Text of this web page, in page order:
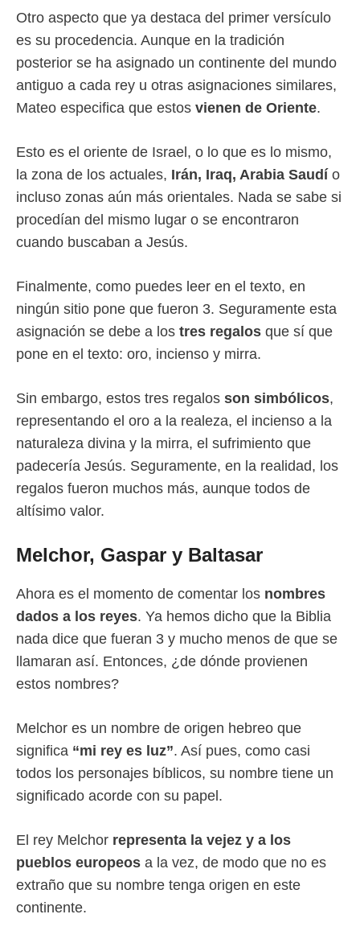
Otro aspecto que ya destaca del primer versículo
es su procedencia. Aunque en la tradición
posterior se ha asignado un continente del mundo
antiguo a cada rey u otras asignaciones similares,
Mateo especifica que estos vienen de Oriente.
Esto es el oriente de Israel, o lo que es lo mismo,
la zona de los actuales, Irán, Iraq, Arabia Saudí o
incluso zonas aún más orientales. Nada se sabe si
procedían del mismo lugar o se encontraron
cuando buscaban a Jesús.
Finalmente, como puedes leer en el texto, en
ningún sitio pone que fueron 3. Seguramente esta
asignación se debe a los tres regalos que sí que
pone en el texto: oro, incienso y mirra.
Sin embargo, estos tres regalos son simbólicos,
representando el oro a la realeza, el incienso a la
naturaleza divina y la mirra, el sufrimiento que
padecería Jesús. Seguramente, en la realidad, los
regalos fueron muchos más, aunque todos de
altísimo valor.
Melchor, Gaspar y Baltasar
Ahora es el momento de comentar los nombres
dados a los reyes. Ya hemos dicho que la Biblia
nada dice que fueran 3 y mucho menos de que se
llamaran así. Entonces, ¿de dónde provienen
estos nombres?
Melchor es un nombre de origen hebreo que
significa “mi rey es luz”. Así pues, como casi
todos los personajes bíblicos, su nombre tiene un
significado acorde con su papel.
El rey Melchor representa la vejez y a los
pueblos europeos a la vez, de modo que no es
extraño que su nombre tenga origen en este
continente.